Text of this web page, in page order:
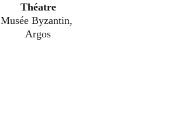
Théatre
Musée Byzantin,
Argos